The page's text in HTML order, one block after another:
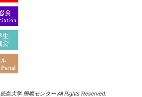
島大学 国際センター All Rights Reserved.